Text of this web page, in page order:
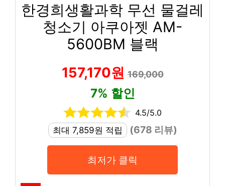
한경희생활과학 무선 물걸레
청소기 아쿠아젯 AM-
5600BM 블랙
157,170원169,000
7% 할인
4.5/5.0
최대 7,859원 적립
(678 리뷰)
최저가 클릭